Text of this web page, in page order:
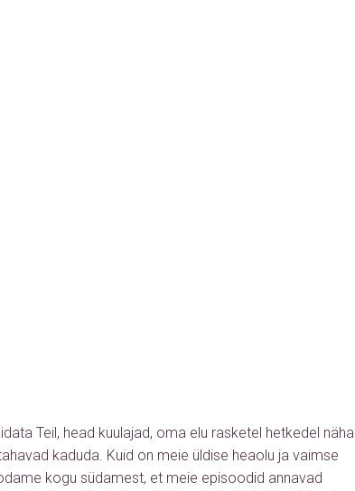
Teil, head kuulajad, oma elu rasketel hetkedel näha
kaduda. Kuid on meie üldise heaolu ja vaimse
kogu südamest, et meie episoodid annavad